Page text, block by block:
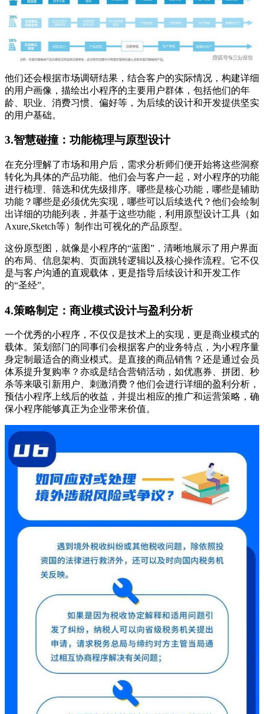
他们还会根据市场调研结果，结合客户的实际情况，构建详细
的用户画像，描绘出小程序的主要用户群体，包括他们的年
龄、职业、消费习惯、偏好等，为后续的设计和开发提供坚实
的用户基础。
3.智慧碰撞：功能梳理与原型设计
在充分理解了市场和用户后，需求分析师们便开始将这些洞察
转化为具体的产品功能。他们会与客户一起，对小程序的功能
进行梳理、筛选和优先级排序。哪些是核心功能，哪些是辅助
功能？哪些是必须优先实现，哪些可以后续迭代？他们会绘制
出详细的功能列表，并基于这些功能，利用原型设计工具（如
Axure,Sketch等）制作出可视化的产品原型。
这份原型图，就像是小程序的“蓝图”，清晰地展示了用户界面
的布局、信息架构、页面跳转逻辑以及核心操作流程。它不仅
是与客户沟通的直观载体，更是指导后续设计和开发工作
的“圣经”。
4.策略制定：商业模式设计与盈利分析
一个优秀的小程序，不仅仅是技术上的实现，更是商业模式的
载体。策划部门的同事们会根据客户的业务特点，为小程序量
身定制最适合的商业模式。是直接的商品销售？还是通过会员
体系提升复购率？亦或是结合营销活动，如优惠券、拼团、秒
杀等来吸引新用户、刺激消费？他们会进行详细的盈利分析，
预估小程序上线后的收益，并提出相应的推广和运营策略，确
保小程序能够真正为企业带来价值。